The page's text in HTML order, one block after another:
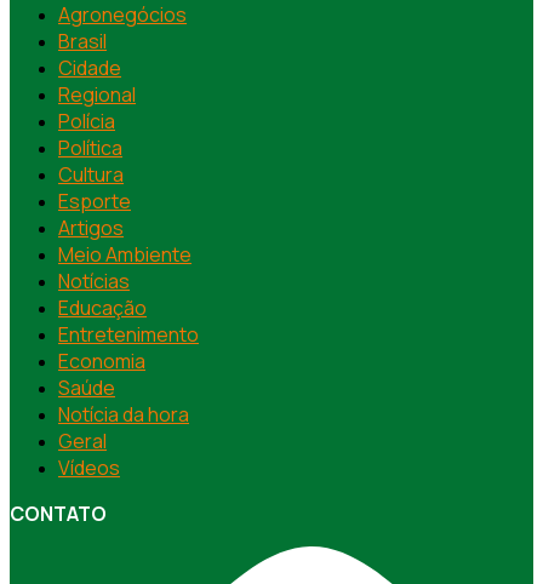
Agronegócios
Brasil
Cidade
Regional
Polícia
Política
Cultura
Esporte
Artigos
Meio Ambiente
Notícias
Educação
Entretenimento
Economia
Saúde
Notícia da hora
Geral
Vídeos
CONTATO